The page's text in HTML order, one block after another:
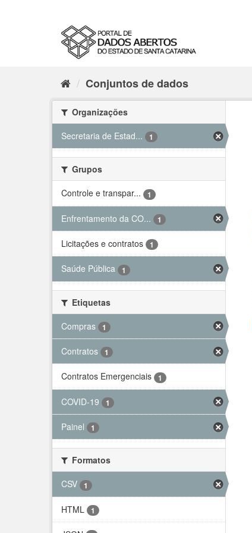
Conjuntos de dados
Organizações
Secretaria de Estad...
1
Grupos
Controle e transpar...
1
Enfrentamento da CO... 1
Licitações e contratos 1
Saúde Pública 1
Etiquetas
Compras
1
Contratos 1
Contratos Emergenciais 1
COVID-19 1
Painel 1
Formatos
CSV
1
HTML 1